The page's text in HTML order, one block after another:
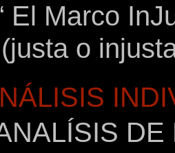
El Marco
o
DE